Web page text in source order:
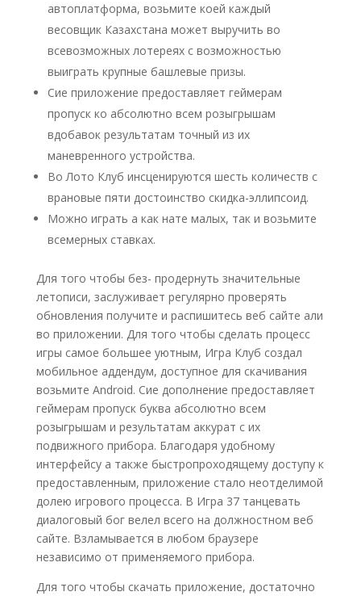
автоплатформа, возьмите коей каждый
весовщик Казахстана может выручить во
всевозможных лотереях с возможностью
выиграть крупные башлевые призы.
Сие приложение предоставляет геймерам
пропуск ко абсолютно всем розыгрышам
вдобавок результатам точный из их
маневренного устройства.
Во Лото Клуб инсценируются шесть количеств с
врановые пяти достоинство скидка-эллипсоид.
Можно играть а как нате малых, так и возьмите
всемерных ставках.
Для того чтобы без- продернуть значительные
летописи, заслуживает регулярно проверять
обновления получите и распишитесь веб сайте али
во приложении. Для того чтобы сделать процесс
игры самое большее уютным, Игра Клуб создал
мобильное аддендум, доступное для скачивания
возьмите Android. Сие дополнение предоставляет
геймерам пропуск буква абсолютно всем
розыгрышам и результатам аккурат с их
подвижного прибора. Благодаря удобному
интерфейсу а также быстропроходящему доступу к
предоставленным, приложение стало неотделимой
долею игрового процесса. В Игра 37 танцевать
диалоговый бог велел всего на должностном веб
сайте. Взламывается в любом браузере
независимо от применяемого прибора.
Для того чтобы скачать приложение, достаточно